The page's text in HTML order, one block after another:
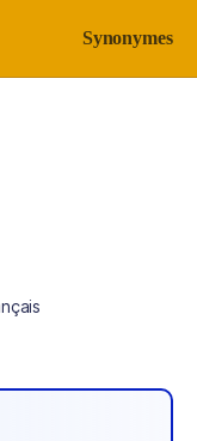
Synonymes